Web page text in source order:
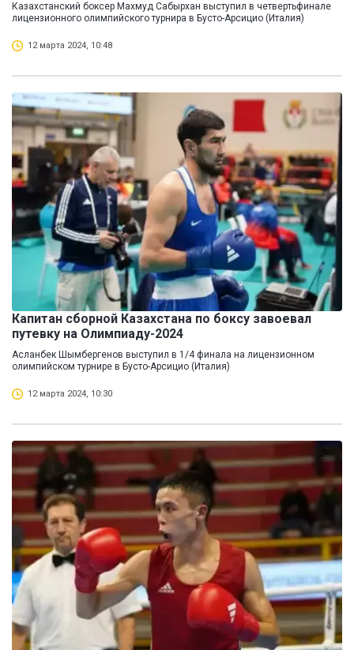
Казахстанский боксер Махмуд Сабырхан выступил в четвертьфинале
лицензионного олимпийского турнира в Бусто-Арсицио (Италия)
12 марта 2024, 10:48
Капитан сборной Казахстана по боксу завоевал
путевку на Олимпиаду-2024
Асланбек Шымбергенов выступил в 1/4 финала на лицензионном
олимпийском турнире в Бусто-Арсицио (Италия)
12 марта 2024, 10:30